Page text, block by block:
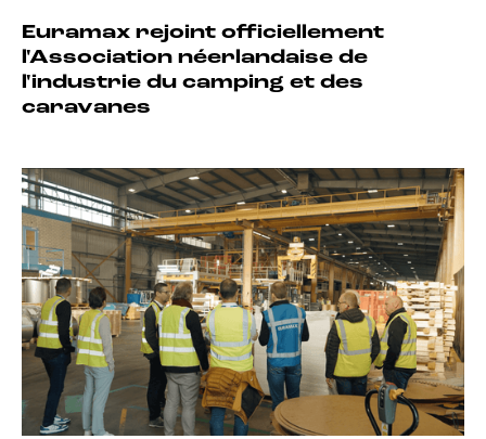
Euramax rejoint officiellement
l'Association néerlandaise de
l'industrie du camping et des
caravanes